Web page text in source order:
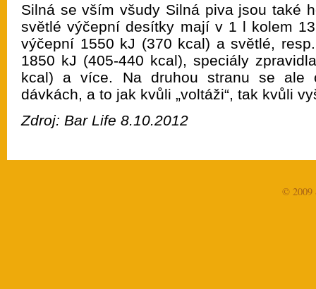
Silná se vším všudy Silná piva jsou také
světlé výčepní desítky mají v 1 l kolem
výčepní 1550 kJ (370 kcal) a světlé,
1850 kJ (405-440 kcal), speciály
kcal) a více. Na druhou stranu se ale
dávkách, a to jak kvůli „voltáži“, tak kvůli
Zdroj: Bar Life 8.10.2012
© 2009